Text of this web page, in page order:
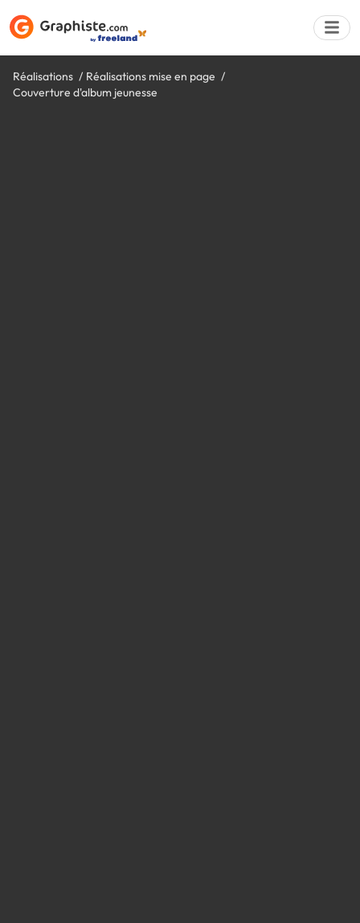
Réalisations
Réalisations mise en page
Couverture d'album jeunesse